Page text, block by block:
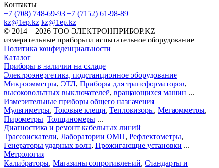
Контакты
+7 (708) 748-69-93 +7 (7152) 61-98-89
kz@1ep.kz kz@1ep.kz
©️ 2014—2026 ТОО ЭЛЕКТРОНПРИБОР.KZ —
измерительные приборы и испытательное оборудование
Политика конфиденциальности
Каталог
Приборы в наличии на складе
Электроэнергетика, подстанционное оборудование
Микроомметры, ЭТЛ, Приборы для трансформаторов,
высоковольтных выключателей, вращающихся машин ...
Измерительные приборы общего назначения
Мультиметры, Токовые клещи, Тепловизоры, Мегаомметры,
Пирометры, Толщиномеры ...
Диагностика и ремонт кабельных линий
Трассоискатели, Лаборатории ОМП, Рефлектометры,
Генераторы ударных волн, Прожигающие установки ...
Метрология
Калибраторы, Магазины сопротивлений, Стандарты и